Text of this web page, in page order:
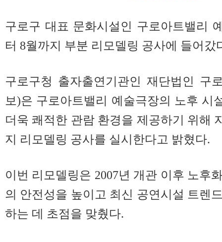
구로구 대표 문화시설인 구로아트밸리
터 8월까지 부분 리모델링 공사에 들어갔
구로구청 출자출연기관인 재단법인 구
보)은 구로아트밸리 예술극장의 노후 시
더욱 쾌적한 관람 환경을 제공하기 위해
지 리모델링 공사를 실시한다고 밝혔다.
이번 리모델링은 2007년 개관 이후 노후
의 안전성을 높이고 최신 공연시설 트렌
하는 데 초점을 맞췄다.